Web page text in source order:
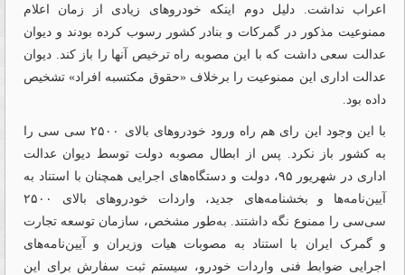
اعراب نداشت. دلیل دوم اینکه خودروهای زیادی از زمان اعلام
ممنوعیت مذکور در گمرکات و بنادر کشور رسوب کرده بودند و دیوان
عدالت سعی داشت که با این مصوبه راه ترخیص آنها را باز کند. دیوان
عدالت اداری این ممنوعیت را برخلاف «حقوق مکتسبه افراد» تشخیص
داده بود.
با این وجود این رای هم راه ورود خودروهای بالای ۲۵۰۰ سی سی را
به کشور باز نکرد. پس از ابطال مصوبه دولت توسط دیوان عدالت
اداری در شهریور ۹۵، دولت و دستگاه‌های اجرایی همچنان با استناد به
آیین‌‌‌نامه‌ها و بخشنامه‌های جدید، واردات خودروهای بالای ۲۵۰۰
سی‌‌‌سی را ممنوع نگه داشتند. به‌طور مشخص، سازمان توسعه تجارت
و گمرک ایران با استناد به مصوبات هیات وزیران و آیین‌‌‌نامه‌های
اجرایی ضوابط فنی واردات خودرو، سیستم ثبت سفارش برای این